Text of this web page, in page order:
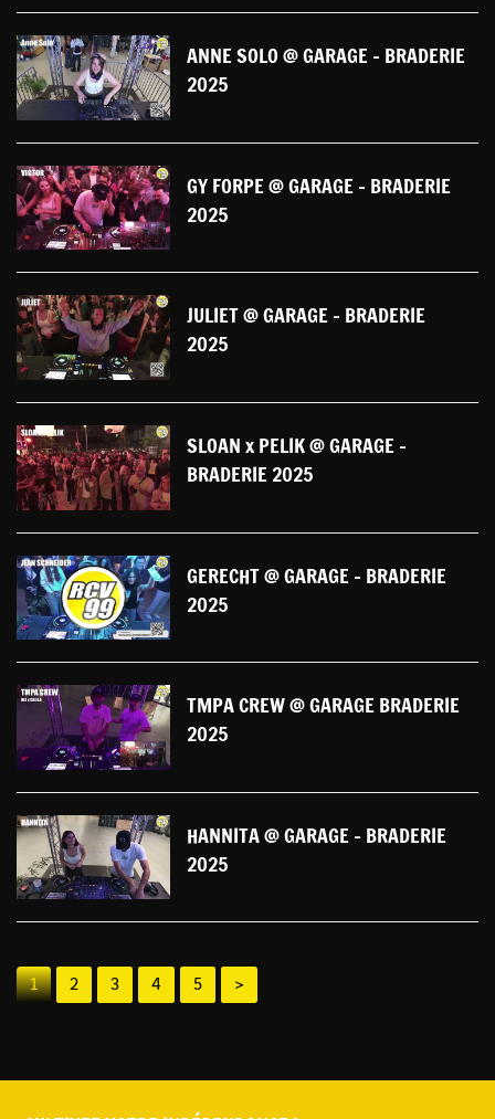
ANNE SOLO @ GARAGE - BRADERIE
2025
GY FORPE @ GARAGE - BRADERIE
2025
JULIET @ GARAGE - BRADERIE
2025
SLOAN x PELIK @ GARAGE -
BRADERIE 2025
GERECHT @ GARAGE - BRADERIE
2025
TMPA CREW @ GARAGE BRADERIE
2025
HANNITA @ GARAGE - BRADERIE
2025
1 2 3 4 5 >